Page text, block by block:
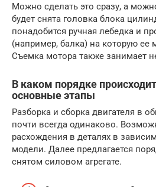
Можно сделать это сразу, а
будет снята головка блока
понадобится ручная лебедка и
(например, балка) на которую ее
Съемка мотора также занимает
В каком порядке
основные этапы
Разборка и сборка двигателя в
почти всегда одинаково.
расхождения в деталях в
модели. Далее предлагается
снятом силовом агрегате.